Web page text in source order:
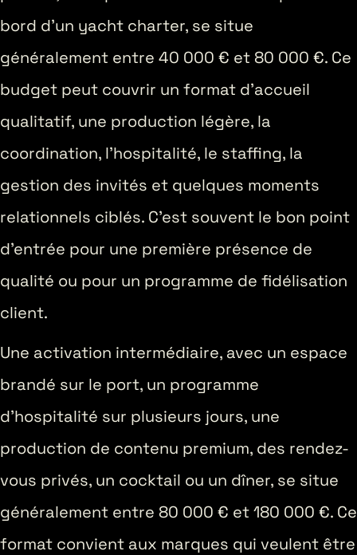
bord d’un yacht charter, se situe
généralement entre 40 000 € et 80 000 €. Ce
budget peut couvrir un format d’accueil
qualitatif, une production légère, la
coordination, l’hospitalité, le staffing, la
gestion des invités et quelques moments
relationnels ciblés. C’est souvent le bon point
d’entrée pour une première présence de
qualité ou pour un programme de fidélisation
client.
Une activation intermédiaire, avec un espace
brandé sur le port, un programme
d’hospitalité sur plusieurs jours, une
production de contenu premium, des rendez-
vous privés, un cocktail ou un dîner, se situe
généralement entre 80 000 € et 180 000 €. Ce
format convient aux marques qui veulent être